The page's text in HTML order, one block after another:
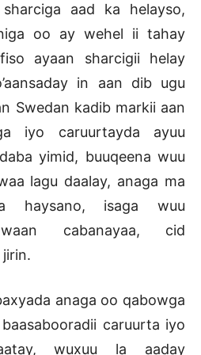
aad ka helayso,
oo ay wehel ii tahay
ayaan sharcigii helay
in aan dib ugu
Swedan kadib markii aan
iyo caruurtayda ayuu
yimid, buuqeena wuu
lagu daalay, anaga ma
haysano, isaga wuu
waan cabanayaa, cid
anaga oo qabowga
caruurta iyo
wuxuu la aaday